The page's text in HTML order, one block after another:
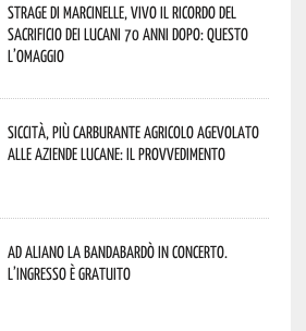
Strage di Marcinelle, vivo il ricordo del
sacrificio dei lucani 70 anni dopo: questo
l’omaggio
Siccità, più carburante agricolo agevolato
alle aziende lucane: il provvedimento
Ad Aliano la Bandabardò in concerto.
L’ingresso è gratuito